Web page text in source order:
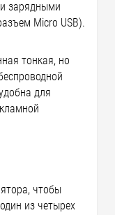
зарядными
Micro USB).
тонкая, но
для
чтобы
из четырех